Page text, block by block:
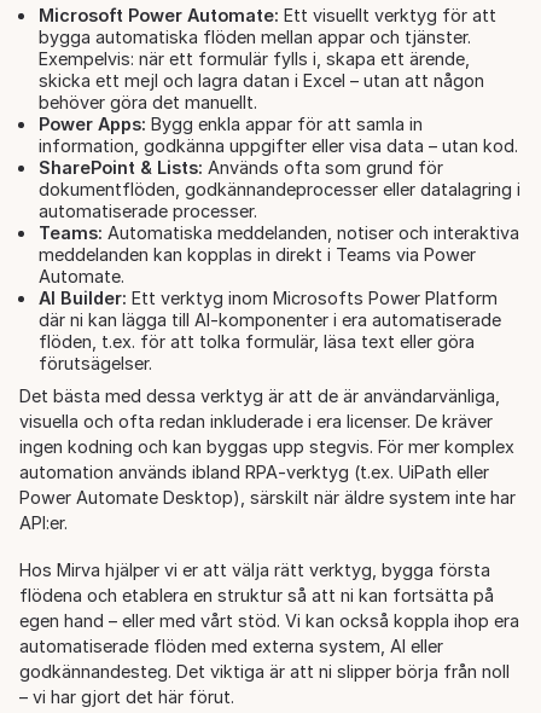
Microsoft Power Automate: Ett visuellt verktyg för att
bygga automatiska flöden mellan appar och tjänster.
Exempelvis: när ett formulär fylls i, skapa ett ärende,
skicka ett mejl och lagra datan i Excel – utan att någon
behöver göra det manuellt.
Power Apps: Bygg enkla appar för att samla in
information, godkänna uppgifter eller visa data – utan kod.
SharePoint & Lists: Används ofta som grund för
dokumentflöden, godkännandeprocesser eller datalagring i
automatiserade processer.
Teams: Automatiska meddelanden, notiser och interaktiva
meddelanden kan kopplas in direkt i Teams via Power
Automate.
AI Builder: Ett verktyg inom Microsofts Power Platform
där ni kan lägga till AI-komponenter i era automatiserade
flöden, t.ex. för att tolka formulär, läsa text eller göra
förutsägelser.
Det bästa med dessa verktyg är att de är användarvänliga,
visuella och ofta redan inkluderade i era licenser. De kräver
ingen kodning och kan byggas upp stegvis. För mer komplex
automation används ibland RPA-verktyg (t.ex. UiPath eller
Power Automate Desktop), särskilt när äldre system inte har
API:er.
Hos Mirva hjälper vi er att välja rätt verktyg, bygga första
flödena och etablera en struktur så att ni kan fortsätta på
egen hand – eller med vårt stöd. Vi kan också koppla ihop era
automatiserade flöden med externa system, AI eller
godkännandesteg. Det viktiga är att ni slipper börja från noll
– vi har gjort det här förut.